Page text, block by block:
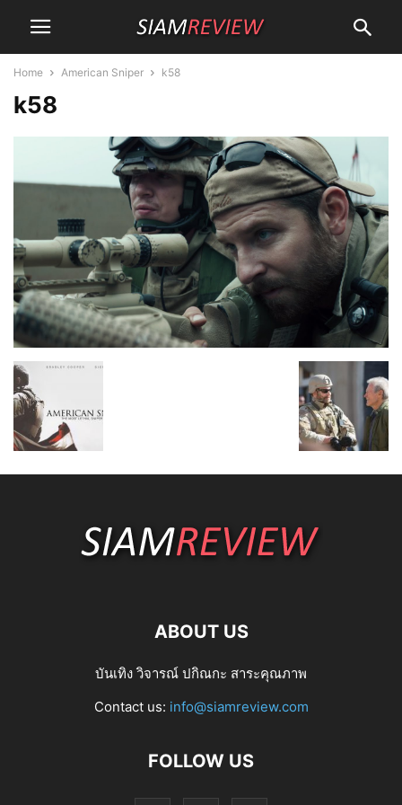
Home American Sniper k58
k58
ABOUT US
บันเทิง วิจารณ์ ปกิณกะ สาระคุณภาพ
Contact us: info@siamreview.com
FOLLOW US